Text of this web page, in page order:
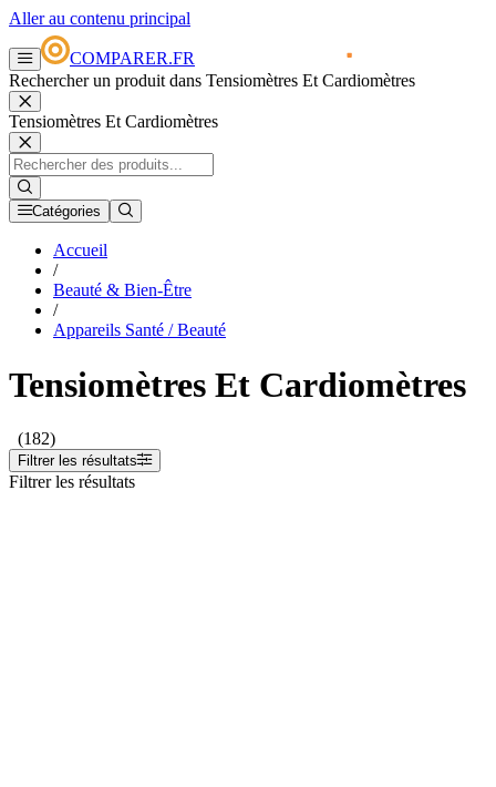
Aller au contenu principal
COMPARER.FR
Rechercher un produit dans Tensiomètres Et Cardiomètres
Tensiomètres Et Cardiomètres
Catégories
Accueil
/
Beauté & Bien-Être
/
Appareils Santé / Beauté
Tensiomètres Et Cardiomètres
(182)
Filtrer les résultats
Filtrer les résultats